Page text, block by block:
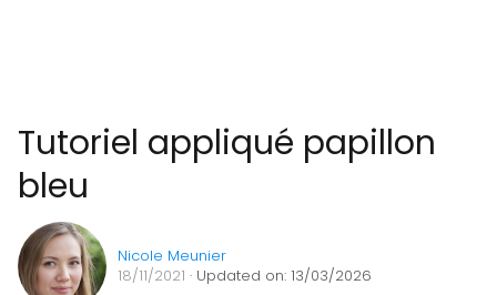
Tutoriel appliqué papillon
bleu
Nicole Meunier
18/11/2021 · Updated on: 13/03/2026